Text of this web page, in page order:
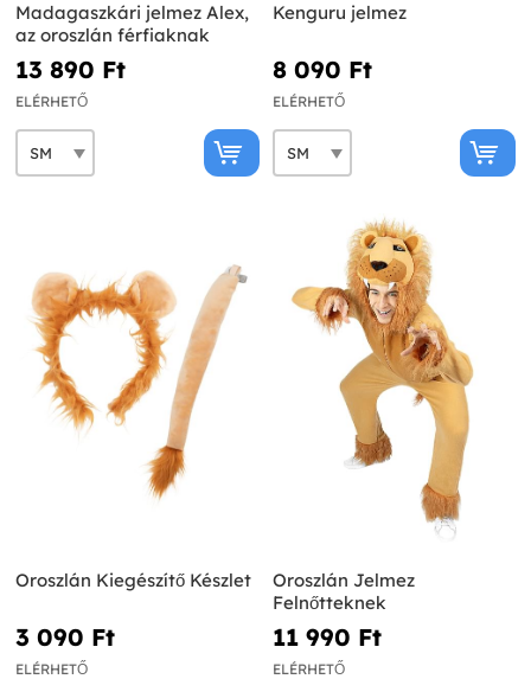
Madagaszkári jelmez Alex,
az oroszlán férfiaknak
13 890 Ft‎
ELÉRHETŐ
Kenguru jelmez
8 090 Ft‎
ELÉRHETŐ
Oroszlán Kiegészítő Készlet
3 090 Ft‎
ELÉRHETŐ
Oroszlán Jelmez
Felnőtteknek
11 990 Ft‎
ELÉRHETŐ